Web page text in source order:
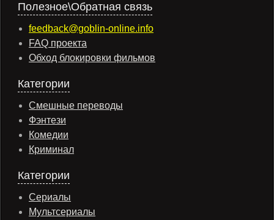
Полезное\Обратная связь
feedback@goblin-online.info
FAQ проекта
Обход блокировки фильмов
Категории
Смешные переводы
Фэнтези
Комедии
Криминал
Категории
Сериалы
Мультсериалы